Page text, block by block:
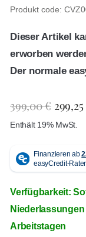
Produkt code:
Dieser Artikel
erworben
Der normale
399,00€ 299,25
Enthält 19% MwSt.
Verfügbarkeit:
Arbeitstagen